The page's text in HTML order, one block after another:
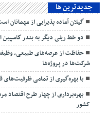
جديدترين ها
گیلان آماده پذیرایی‌ از مهمانان
دو خط ریلی دیگر به بندر
حفاظت از عرصه‌های طبیعی،
شرکت‌ها در پروژه‌ها
با بهره‌گیری از تمامی ظرفیت‌های
بهره‌برداری از چهار طرح اقتصاد
کشور